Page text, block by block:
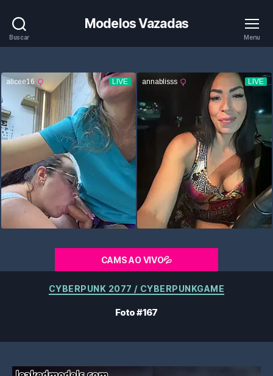
Buscar
Modelos Vazadas
Menu
CAMS AO VIVO💦
Categorias
CYBERPUNK 2077 / CYBERPUNKGAME
Foto #167